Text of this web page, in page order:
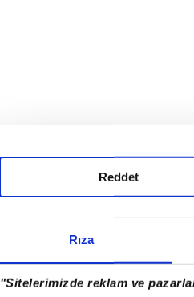
Rıza
"Sitelerimizde reklam ve
Reddet
etmeyeceğiz!"